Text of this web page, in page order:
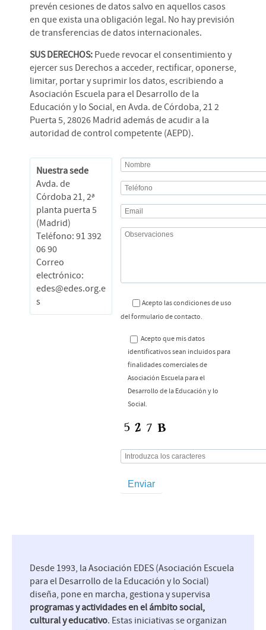
prevén cesiones de datos salvo en aquellos casos
en que exista una obligación legal. No hay previsión
de transferencias de datos internacionales.
SUS DERECHOS: Puede revocar el consentimiento y
ejercer sus Derechos a acceder, rectificar, oponerse,
limitar, portar y suprimir los datos, escribiendo a
Asociación Escuela para el Desarrollo de la
Educación y lo Social, en Avda. de Córdoba, 21 2
Puerta 5, 28026 Madrid además de acudir a la
autoridad de control competente (AEPD).
Nuestra sede
Avda. de
Córdoba 21, 2ª
planta puerta 5
(Madrid)
Teléfono: 91 392
06 90
Correo
electrónico:
edes@edes.org.e
s
Acepto las condiciones de uso
del formulario de contacto.
Acepto que mis datos
identificativos sean incluidos para
finalidades comerciales de
Asociación Escuela para el
Desarrollo de la Educación y lo
Social.
Desde 1993, la Asociación EDES (Asociación Escuela
para el Desarrollo de la Educación y lo Social)
diseña, pone en marcha, gestiona y supervisa
programas y actividades en el ámbito social,
cultural y educativo. Estas iniciativas se organizan